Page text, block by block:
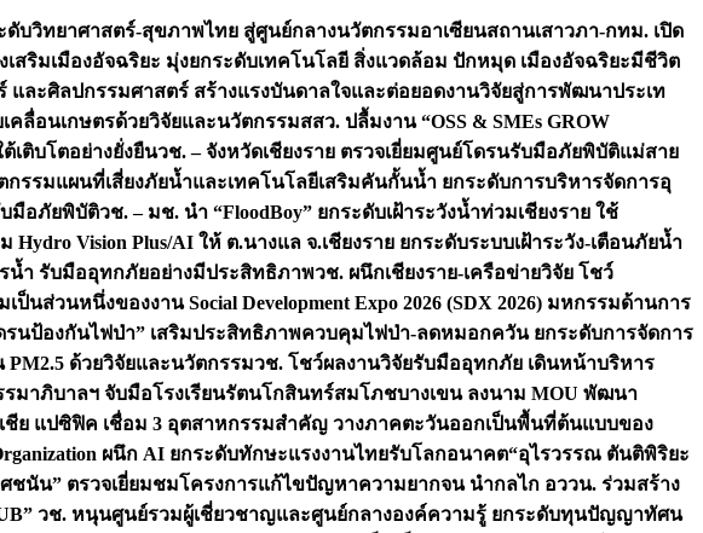
ดับวิทยาศาสตร์-สุขภาพไทย สู่ศูนย์กลางนวัตกรรมอาเซียนสถานเสาวภา-กทม. เปิด
สริมเมืองอัจฉริยะ มุ่งยกระดับเทคโนโลยี สิ่งแวดล้อม ปักหมุด เมืองอัจฉริยะมีชีวิต
ละศิลปกรรมศาสตร์ สร้างแรงบันดาลใจและต่อยอดงานวิจัยสู่การพัฒนาประเท
คลื่อนเกษตรด้วยวิจัยและนวัตกรรมสสว. ปลื้มงาน “OSS & SMEs GROW
เติบโตอย่างยั่งยืนวช. – จังหวัดเชียงราย ตรวจเยี่ยมศูนย์โดรนรับมือภัยพิบัติแม่สาย
รรมแผนที่เสี่ยงภัยน้ำและเทคโนโลยีเสริมคันกั้นน้ำ ยกระดับการบริหารจัดการอุ
บมือภัยพิบัติวช. – มช. นำ “FloodBoy” ยกระดับเฝ้าระวังน้ำท่วมเชียงราย ใช้
Hydro Vision Plus/AI ให้ ต.นางแล จ.เชียงราย ยกระดับระบบเฝ้าระวัง-เตือนภัยน้ำ
น้ำ รับมืออุทกภัยอย่างมีประสิทธิภาพวช. ผนึกเชียงราย-เครือข่ายวิจัย โชว์
นส่วนหนึ่งของงาน Social Development Expo 2026 (SDX 2026) มหกรรมด้านการ
รนป้องกันไฟป่า” เสริมประสิทธิภาพควบคุมไฟป่า-ลดหมอกควัน ยกระดับการจัดการ
ด้วยวิจัยและนวัตกรรมวช. โชว์ผลงานวิจัยรับมืออุทกภัย เดินหน้าบริหาร
มาภิบาลฯ จับมือโรงเรียนรัตนโกสินทร์สมโภชบางเขน ลงนาม MOU พัฒนา
ชีย แปซิฟิค เชื่อม 3 อุตสาหกรรมสำคัญ วางภาคตะวันออกเป็นพื้นที่ต้นแบบของ
ผนึก AI ยกระดับทักษะแรงงานไทยรับโลกอนาคต“อุไรวรรณ ตันติพิริยะ
ชนัน” ตรวจเยี่ยมชมโครงการแก้ไขปัญหาความยากจน นำกลไก อววน. ร่วมสร้าง
วช. หนุนศูนย์รวมผู้เชี่ยวชาญและศูนย์กลางองค์ความรู้ ยกระดับทุนปัญญาทัศน